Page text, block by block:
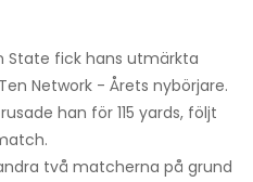
State fick hans utmärkta
Network - Årets nybörjare.
han för 115 yards, följt
två matcherna på grund